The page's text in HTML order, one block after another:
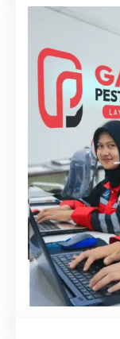
i